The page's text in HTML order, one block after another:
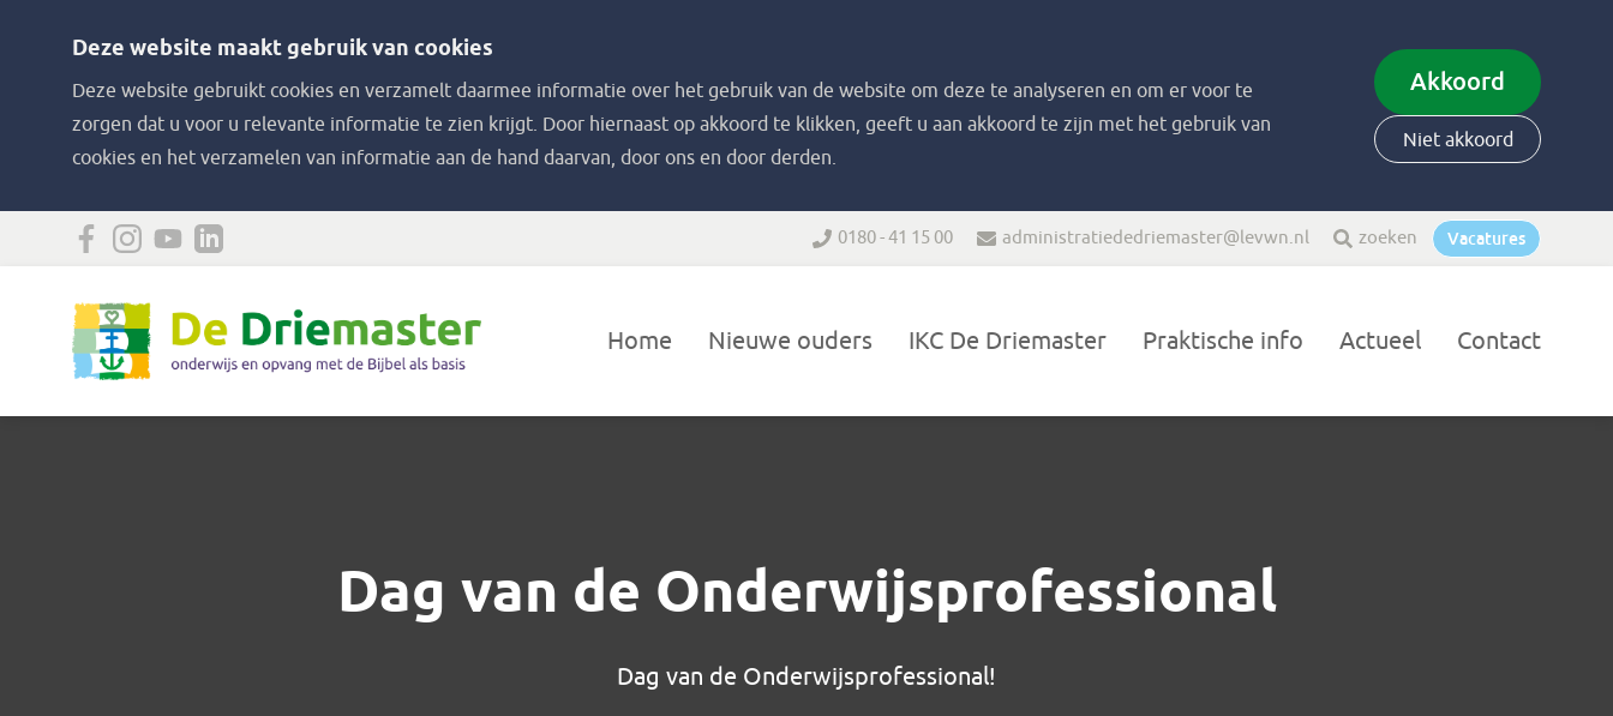
Deze website maakt gebruik van cookies
Deze website gebruikt cookies en verzamelt daarmee informatie over het gebruik van de website om deze te analyseren en om er voor te
zorgen dat u voor u relevante informatie te zien krijgt. Door hiernaast op akkoord te klikken, geeft u aan akkoord te zijn met het gebruik van
cookies en het verzamelen van informatie aan de hand daarvan, door ons en door derden.
Akkoord
Niet akkoord
0180 - 41 15 00 administratiededriemaster@levwn.nl zoeken Vacatures
Home Nieuwe ouders IKC De Driemaster Praktische info Actueel Contact
Dag van de Onderwijsprofessional
Dag van de Onderwijsprofessional!